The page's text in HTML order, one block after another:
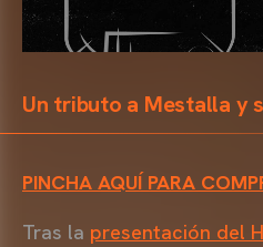
Un tributo a Mestalla y
PINCHA AQUÍ PARA
Tras la presentación del